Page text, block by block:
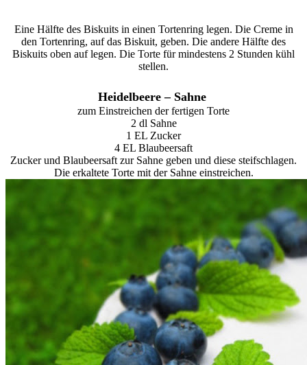
Eine Hälfte des Biskuits in einen Tortenring legen. Die Creme in
den Tortenring, auf das Biskuit, geben. Die andere Hälfte des
Biskuits oben auf legen. Die Torte für mindestens 2 Stunden kühl
stellen.
Heidelbeere – Sahne
zum Einstreichen der fertigen Torte
2 dl Sahne
1 EL Zucker
4 EL Blaubeersaft
Zucker und Blaubeersaft zur Sahne geben und diese steifschlagen.
Die erkaltete Torte mit der Sahne einstreichen.